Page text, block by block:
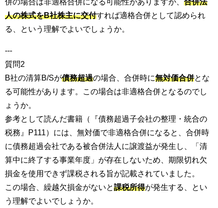
併の場合は非適格合併になる可能性がありますが、 合併法
人の株式をB社株主に交付すれば適格合併として認められ
る、という理解でよいでしょうか。
---
質問2
B社の清算B/Sが債務超過の場合、合併時に無対価合併とな
る可能性があります。この場合は非適格合併となるのでし
ょうか。
参考として読んだ書籍（『債務超過子会社の整理・統合の
税務』P111）には、無対価で非適格合併になると、合併時
に債務超過会社である被合併法人に譲渡益が発生し、「清
算中に終了する事業年度」が存在しないため、期限切れ欠
損金を使用できず課税される旨が記載されていました。
この場合、繰越欠損金がないと課税所得が発生する、とい
う理解でよいでしょうか。